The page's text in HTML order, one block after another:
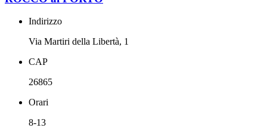
Indirizzo
Via Martiri della Libertà, 1
CAP
26865
Orari
8-13